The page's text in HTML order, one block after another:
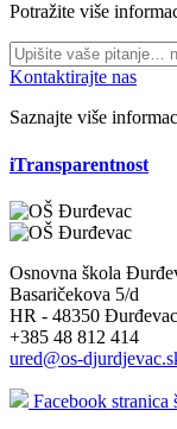
Potražite više
Kontaktirajte nas
Saznajte više
iTransparentnost
Osnovna škola
Basaričekova 5/d
HR - 48350 Đurđevac
+385 48 812 414
ured@os-
Facebook stranica